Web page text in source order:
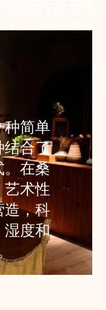
。在高温环
强免疫系统的
了最大化桑
后进行适当
松和血液循
水淋浴，能
高心血管系统
种简单
结合了
。在桑
艺术性
造，科
湿度和